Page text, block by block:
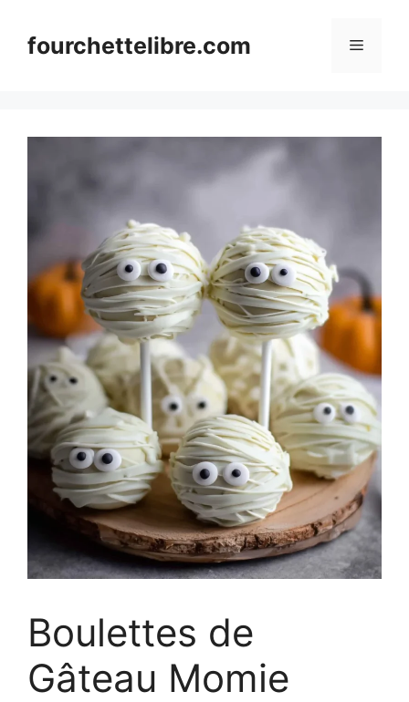
contentfourchettelibre.com Menu
Boulettes de
Gâteau Momie